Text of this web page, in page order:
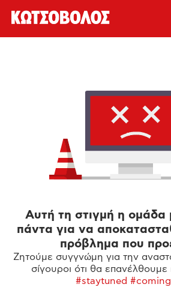
Αυτή τη στιγμή η ομάδα
πάντα για να
πρόβλημα που
Ζητούμε συγγνώμη για την
σίγουροι ότι θα
#staytuned